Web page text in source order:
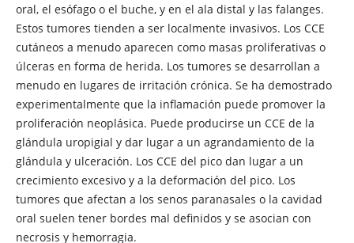
oral, el esófago o el buche, y en el ala distal y las falanges.
Estos tumores tienden a ser localmente invasivos. Los CCE
cutáneos a menudo aparecen como masas proliferativas o
úlceras en forma de herida. Los tumores se desarrollan a
menudo en lugares de irritación crónica. Se ha demostrado
experimentalmente que la inflamación puede promover la
proliferación neoplásica. Puede producirse un CCE de la
glándula uropigial y dar lugar a un agrandamiento de la
glándula y ulceración. Los CCE del pico dan lugar a un
crecimiento excesivo y a la deformación del pico. Los
tumores que afectan a los senos paranasales o la cavidad
oral suelen tener bordes mal definidos y se asocian con
necrosis y hemorragia.